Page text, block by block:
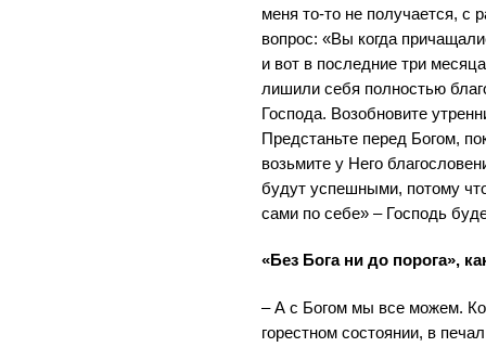
меня то-то не получается,
вопрос: «Вы когда
и вот в последние три
лишили себя полностью
Господа. Возобновите
Предстаньте перед Богом,
возьмите у Него
будут успешными, потому
сами по себе» – Господь
«Без Бога ни до порога»,
– А с Богом мы все можем.
горестном состоянии, в